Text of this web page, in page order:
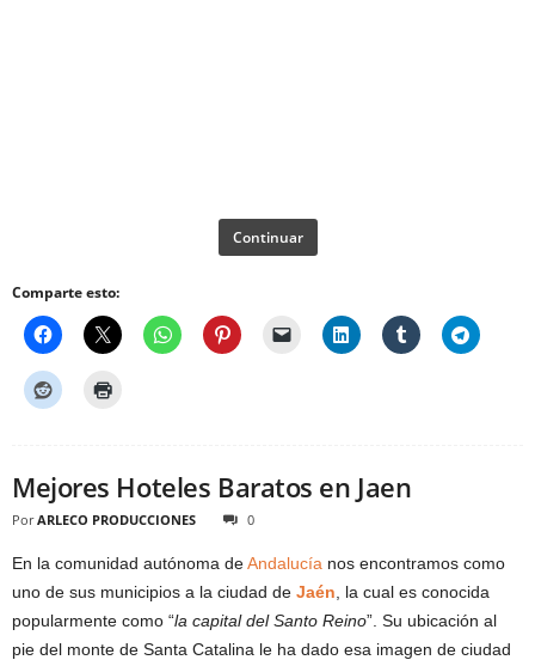
Continuar
Comparte esto:
Mejores Hoteles Baratos en Jaen
Por ARLECO PRODUCCIONES 0
En la comunidad autónoma deAndalucía nos encontramos como
uno de sus municipios a la ciudad de Jaén , la cual es conocida
popularmente como “la capital del Santo Reino”. Su ubicación al
pie del monte de Santa Catalina le ha dado esa imagen de ciudad